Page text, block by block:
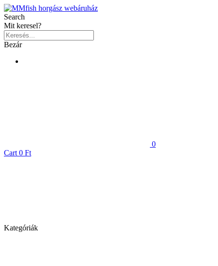
Search
Mit keresel?
Bezár
0
Cart 0 Ft
Kategóriák